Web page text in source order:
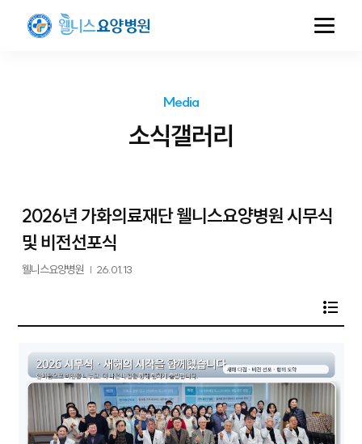
Media
소식갤러리
2026년 가화의료재단 웰니스요양병원 시무식
및 비전선포식
웰니스요양병원 | 26.01.13